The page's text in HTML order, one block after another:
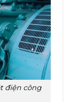
điện công